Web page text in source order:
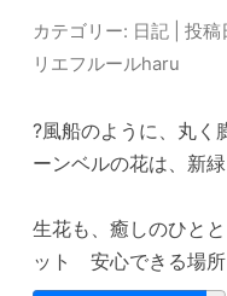
カテゴリー: 日記 | 投稿
リエフルールharu
?風船のように、丸く
ーンベルの花は、新
生花も、癒しのひと
ット 安心できる場所